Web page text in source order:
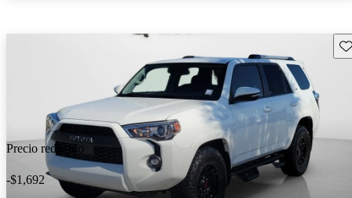
Precio reducido
-$1,692